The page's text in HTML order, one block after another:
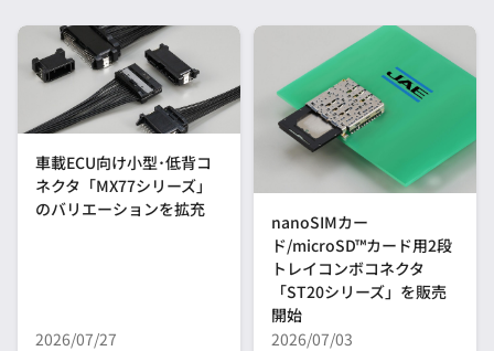
車載ECU向け小型･低背コ
ネクタ「MX77シリーズ」
のバリエーションを拡充
2026/07/27
nanoSIMカー
ド/microSD™カード用2段
トレイコンボコネクタ
「ST20シリーズ」を販売
開始
2026/07/03